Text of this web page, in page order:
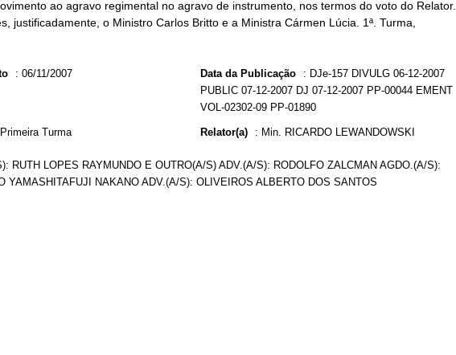
ao agravo regimental no agravo de instrumento, nos termos do voto do Relator.
justificadamente, o Ministro Carlos Britto e a Ministra Cármen Lúcia. 1ª. Turma,
: 06/11/2007 Data da Publicação : DJe-157 DIVULG 06-12-2007
PUBLIC 07-12-2007 DJ 07-12-2007 PP-00044 EMENT
VOL-02302-09 PP-01890
Primeira Turma Relator(a) : Min. RICARDO LEWANDOWSKI
RUTH LOPES RAYMUNDO E OUTRO(A/S) ADV.(A/S): RODOLFO ZALCMAN AGDO.(A/S):
YAMASHITAFUJI NAKANO ADV.(A/S): OLIVEIROS ALBERTO DOS SANTOS